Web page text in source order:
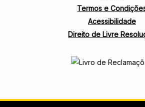
Termos e
Acessibilidade
Direito de Livre